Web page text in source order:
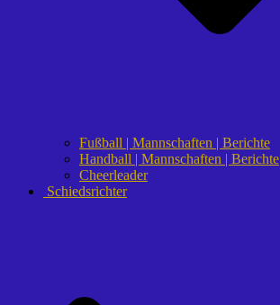
Fußball | Mannschaften | Berichte
Handball | Mannschaften | Berichte
Cheerleader
Schiedsrichter